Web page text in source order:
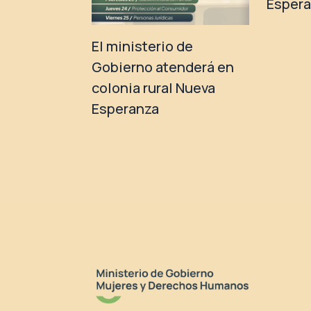
El ministerio de
Gobierno atenderá en
colonia rural Nueva
Esperanza